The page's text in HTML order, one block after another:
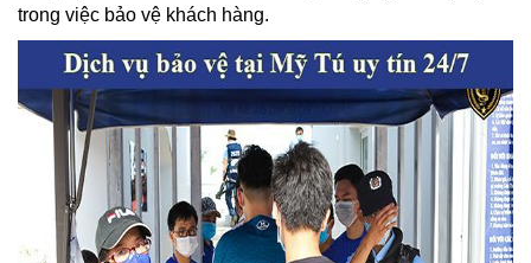
trong việc bảo vệ khách hàng.